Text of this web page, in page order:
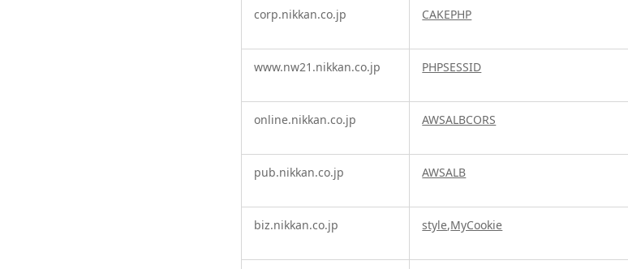
corp.nikkan.co.jp CAKEPHP
www.nw21.nikkan.co.jp PHPSESSID
online.nikkan.co.jp AWSALBCORS
pub.nikkan.co.jp AWSALB
biz.nikkan.co.jp style,MyCookie